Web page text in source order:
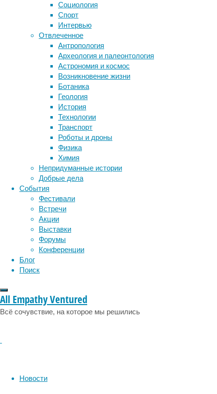
Социология
Спорт
Интервью
Отвлеченное
Антропология
Археология и палеонтология
Астрономия и космос
Возникновение жизни
Ботаника
Геология
История
Технологии
Транспорт
Роботы и дроны
Физика
Химия
Непридуманные истории
Добрые дела
События
Фестивали
Встречи
Акции
Выставки
Форумы
Конференции
Блог
Поиск
All Empathy Ventured
Всё сочувствие, на которое мы решились
Новости
Исследователи
из
Университета
Цукубы
выяснили,
откуда
берётся
эта
связь
сонливости
скуки.
статье,
опубликованной
в
Nature
Communications
говорится
о
том,
что
часть
мозга,
удовольствием
–
сон.
Метки
ДНК бактерии
биотехнология
генетика дети
здоровье знания иммунитет
инструменты и методы
исследования
лекарства медицина
мозг наука неврология
нейробиология
нейрофизиология
палеонтология
поведение
сон
физиология
эмоции